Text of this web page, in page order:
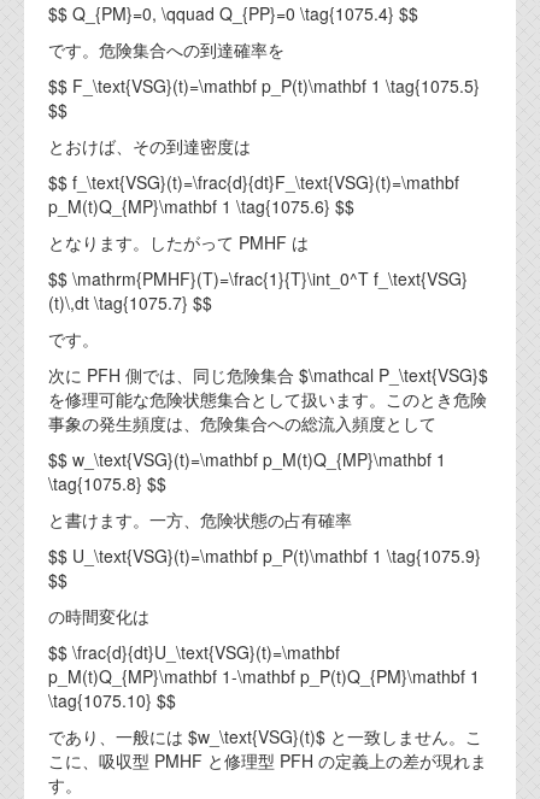
$$ Q_{PM}=0, \qquad Q_{PP}=0 \tag{1075.4} $$
です。危険集合への到達確率を
$$ F_\text{VSG}(t)=\mathbf p_P(t)\mathbf 1 \tag{1075.5}
$$
とおけば、その到達密度は
$$ f_\text{VSG}(t)=\frac{d}{dt}F_\text{VSG}(t)=\mathbf
p_M(t)Q_{MP}\mathbf 1 \tag{1075.6} $$
となります。したがって PMHF は
$$ \mathrm{PMHF}(T)=\frac{1}{T}\int_0^T f_\text{VSG}
(t)\,dt \tag{1075.7} $$
です。
次に PFH 側では、同じ危険集合 $\mathcal P_\text{VSG}$
を修理可能な危険状態集合として扱います。このとき危険
事象の発生頻度は、危険集合への総流入頻度として
$$ w_\text{VSG}(t)=\mathbf p_M(t)Q_{MP}\mathbf 1
\tag{1075.8} $$
と書けます。一方、危険状態の占有確率
$$ U_\text{VSG}(t)=\mathbf p_P(t)\mathbf 1 \tag{1075.9}
$$
の時間変化は
$$ \frac{d}{dt}U_\text{VSG}(t)=\mathbf
p_M(t)Q_{MP}\mathbf 1-\mathbf p_P(t)Q_{PM}\mathbf 1
\tag{1075.10} $$
であり、一般には $w_\text{VSG}(t)$ と一致しません。こ
こに、吸収型 PMHF と修理型 PFH の定義上の差が現れま
す。